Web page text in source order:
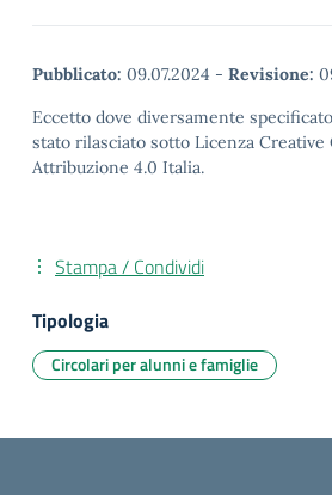
Pubblicato: 09.07.2024 - Revisione:
Eccetto dove diversamente
stato rilasciato sotto Licenza Creative
Attribuzione 4.0 Italia.
Stampa / Condividi
Tipologia
Circolari per alunni e famiglie